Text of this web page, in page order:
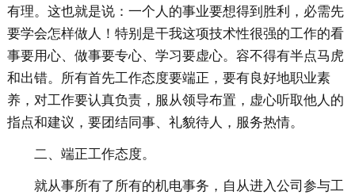
有理。这也就是说：一个人的事业要想得到胜利，必需先
要学会怎样做人！特别是干我这项技术性很强的工作的看
事要用心、做事要专心、学习要虚心。容不得有半点马虎
和出错。所有首先工作态度要端正，要有良好地职业素
养，对工作要认真负责，服从领导布置，虚心听取他人的
指点和建议，要团结同事、礼貌待人，服务热情。
二、端正工作态度。
就从事所有了所有的机电事务，自从进入公司参与工